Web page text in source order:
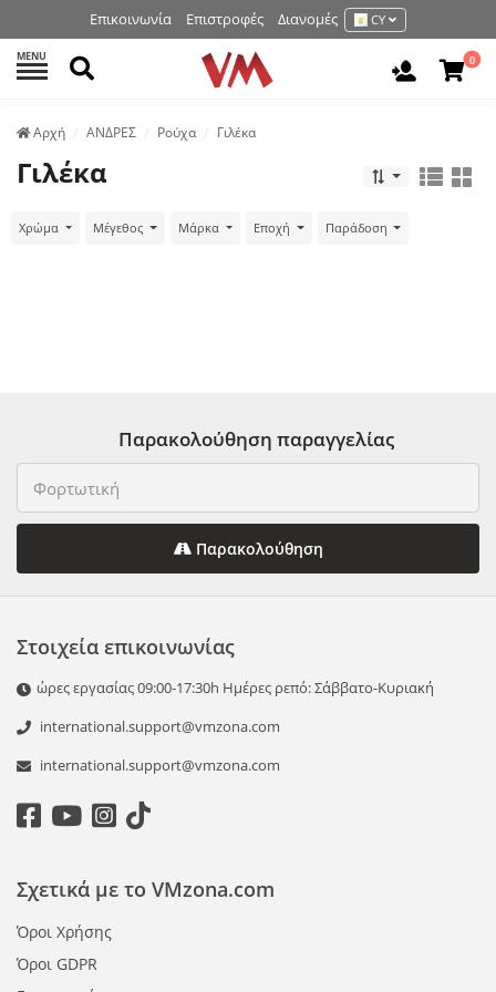
Επικοινωνία Επιστροφές Διανομές CY
MENU Αναζήτηση 0
Аρχή ΑΝΔΡΕΣ Ρούχα Γιλέκα
Γιλέκα
Χρώμα Μέγεθος Μάρκα Εποχή Παράδοση
Παρακολούθηση παραγγελίας
Παρακολούθηση
Στοιχεία επικοινωνίας
ώρες εργασίας 09:00-17:30h Ημέρες ρεπό: Σάββατο-Κυριακή
international.support@vmzona.com
international.support@vmzona.com
Σχετικά με το VMzona.com
Όροι Χρήσης
Όροι GDPR